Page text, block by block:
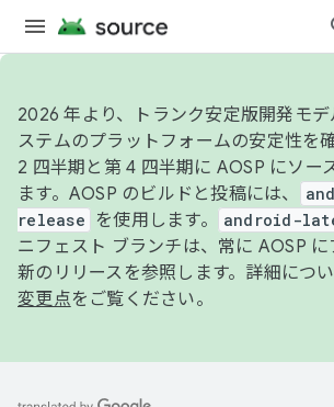
2026 年より、トランク安定版開発モ
ステムのプラットフォームの安定性を
2 四半期と第 4 四半期に AOSP にソー
ます。AOSP のビルドと投稿には、
release
を使用します。 android-
ニフェスト ブランチは、常に AOSP
新のリリースを参照します。詳細につ
変更点をご覧ください。